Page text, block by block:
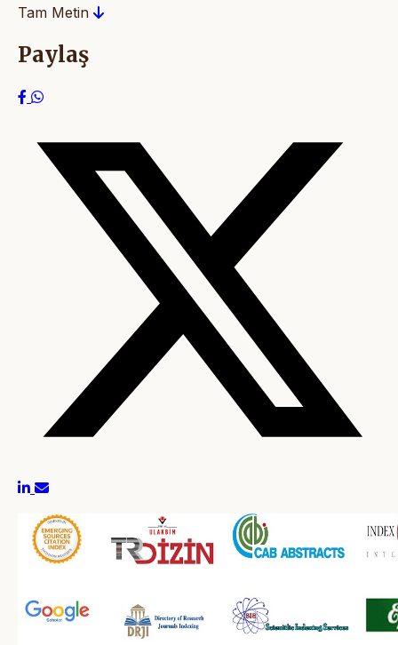
Tam Metin
Paylaş